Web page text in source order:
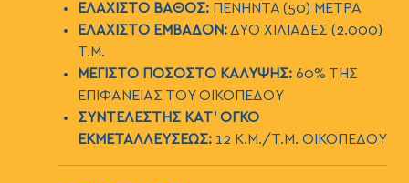
ΕΛΑΧΙΣΤΟ ΒΑΘΟΣ:ΠΕΝΗΝΤΑ (50) ΜΕΤΡΑ
ΕΛΑΧΙΣΤΟ ΕΜΒΑΔΟΝ:ΔΥΟ ΧΙΛΙΑΔΕΣ (2.000)
Τ.Μ.
ΜΕΓΙΣΤΟ ΠΟΣΟΣΤΟ ΚΑΛΥΨΗΣ:60% ΤΗΣ
ΕΠΙΦΑΝΕΙΑΣ ΤΟΥ ΟΙΚΟΠΕΔΟΥ
ΣΥΝΤΕΛΕΣΤΗΣ ΚΑΤ’ ΟΓΚΟ
ΕΚΜΕΤΑΛΛΕΥΣΕΩΣ:12 Κ.Μ./Τ.Μ. ΟΙΚΟΠΕΔΟΥ